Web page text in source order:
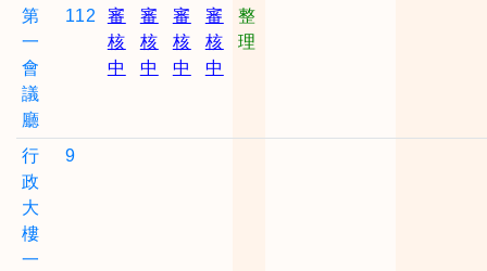
第
一
會
議
廳
112
審
核
中
審
核
中
審
核
中
審
核
中
整
理
行
政
大
樓
一
9